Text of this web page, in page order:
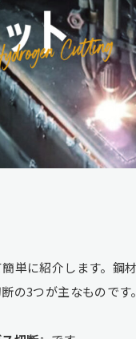
単に紹介します。鋼
の3つが主なものです。